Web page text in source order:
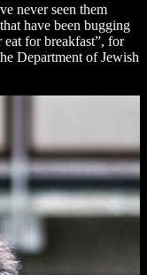
never seen them
have been bugging
eat for breakfast”, for
Department of Jewish